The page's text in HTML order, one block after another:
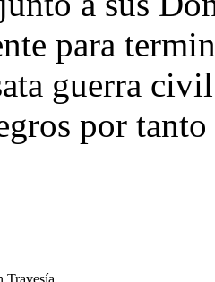
para
guerra
por
Travesía